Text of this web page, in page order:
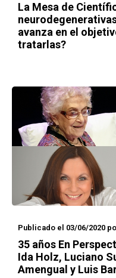
La Mesa de
avanza en el
tratarlas?
Publicado el 03/06/2020
35 años En
Ida Holz, Luciano
Amengual y Luis